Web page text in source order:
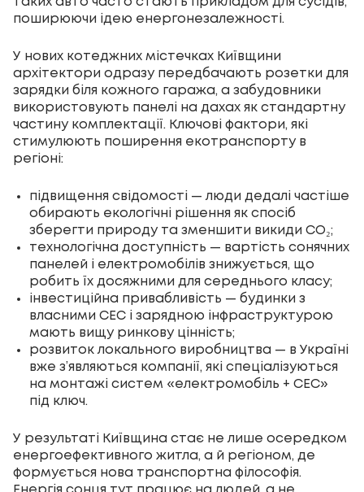
поширюючи ідею енергонезалежності.
У нових котеджних містечках Київщини
архітектори одразу передбачають розетки для
зарядки біля кожного гаража, а забудовники
використовують панелі на дахах як стандартну
частину комплектації. Ключові фактори, які
стимулюють поширення екотранспорту в
регіоні:
підвищення свідомості — люди дедалі частіше
обирають екологічні рішення як спосіб
зберегти природу та зменшити викиди CO₂;
технологічна доступність — вартість сонячних
панелей і електромобілів знижується, що
робить їх досяжними для середнього класу;
інвестиційна привабливість — будинки з
власними СЕС і зарядною інфраструктурою
мають вищу ринкову цінність;
розвиток локального виробництва — в Україні
вже з’являються компанії, які спеціалізуються
на монтажі систем «електромобіль + СЕС»
під ключ.
У результаті Київщина стає не лише осередком
енергоефективного житла, а й регіоном, де
формується нова транспортна філософія.